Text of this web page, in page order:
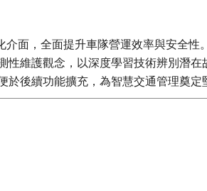
面，全面提升車隊營運效率與安全性
維護觀念，以深度學習技術辨別潛
後續功能擴充，為智慧交通管理奠定